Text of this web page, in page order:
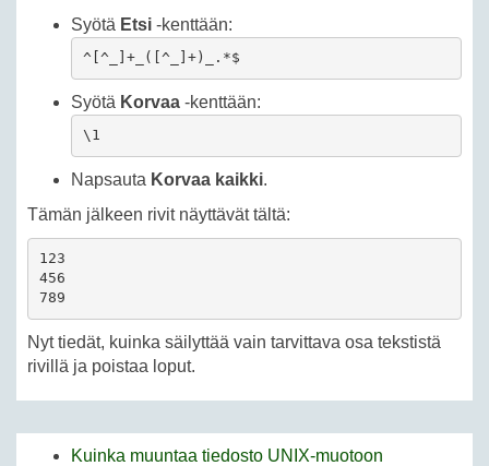
Syötä Etsi -kenttään:
^[^_]+_([^_]+)_.*$
Syötä Korvaa -kenttään:
\1
Napsauta Korvaa kaikki.
Tämän jälkeen rivit näyttävät tältä:
123
456
789
Nyt tiedät, kuinka säilyttää vain tarvittava osa tekstistä
rivillä ja poistaa loput.
Kuinka muuntaa tiedosto UNIX-muotoon